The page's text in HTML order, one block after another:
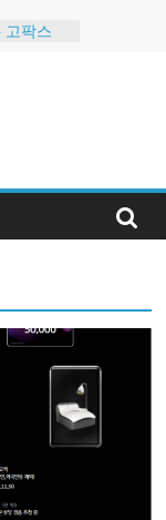
고팍스
버십 현
2